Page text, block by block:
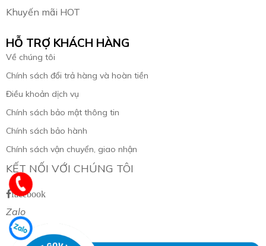
Khuyến mãi HOT
HỖ TRỢ KHÁCH HÀNG
Về chúng tôi
Chính sách đổi trả hàng và hoàn tiền
Điều khoản dịch vụ
Chính sách bảo mật thông tin
Chính sách bảo hành
Chính sách vận chuyển, giao nhận
KẾT NỐI VỚI CHÚNG TÔI
facebook
Zalo